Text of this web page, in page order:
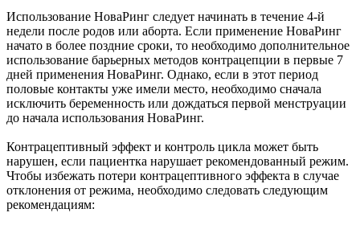
Использование НоваРинг следует начинать в течение 4-й
недели после родов или аборта. Если применение НоваРинг
начато в более поздние сроки, то необходимо дополнительное
использование барьерных методов контрацепции в первые 7
дней применения НоваРинг. Однако, если в этот период
половые контакты уже имели место, необходимо сначала
исключить беременность или дождаться первой менструации
до начала использования НоваРинг.
Контрацептивный эффект и контроль цикла может быть
нарушен, если пациентка нарушает рекомендованный режим.
Чтобы избежать потери контрацептивного эффекта в случае
отклонения от режима, необходимо следовать следующим
рекомендациям: